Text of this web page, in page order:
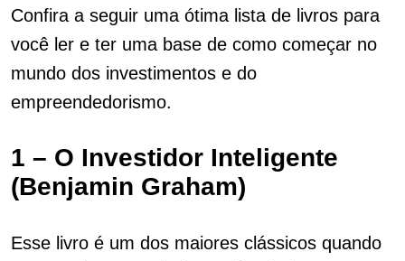
Confira a seguir uma ótima lista de livros para
você ler e ter uma base de como começar no
mundo dos investimentos e do
empreendedorismo.
1 – O Investidor Inteligente
(Benjamin Graham)
Esse livro é um dos maiores clássicos quando